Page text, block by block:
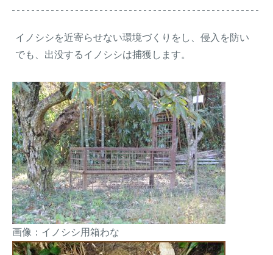
イノシシを近寄らせない環境づくりをし、侵入を防い
でも、出没するイノシシは捕獲します。
画像：イノシシ用箱わな